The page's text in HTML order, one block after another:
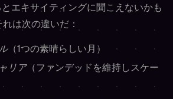
とエキサイティングに聞こえないかも
は次の違いだ：
（1つの素晴らしい月）
リア（ファンデッドを維持しスケー